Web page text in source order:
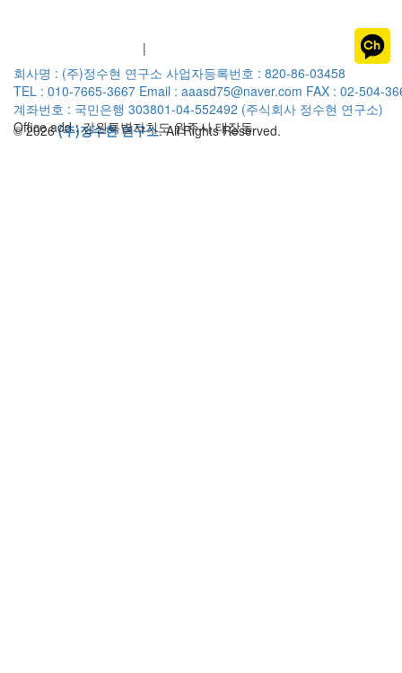
|
회사명 : (주)정수현 연구소 사업자등록번호 : 820-86-03458
TEL : 010-7665-3667 Email : aaasd75@naver.com FAX : 02-504-
계좌번호 : 국민은행 303801-04-552492 (주식회사 정수현 연구소)
Office add : 강원특별자치도 원주시 태장동
© 2026(주)정수현 연구소. All Rights Reserved.